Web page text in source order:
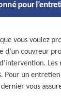
pour
vous voulez
d’un couvreur
Les
Pour un
dernier vous